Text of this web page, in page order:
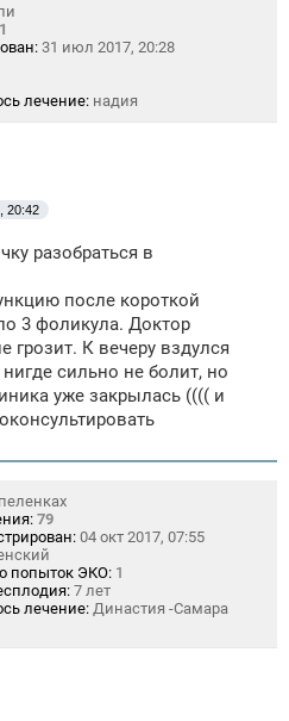
1
31 июл 2017, 20:28
лечение: надия
20:42
разобраться в
после короткой
3 фоликула. Доктор
грозит. К вечеру вздулся
сильно не болит, но
уже закрылась (((( и
79
04 окт 2017, 07:55
попыток ЭКО: 1
7 лет
лечение: Династия -Самара